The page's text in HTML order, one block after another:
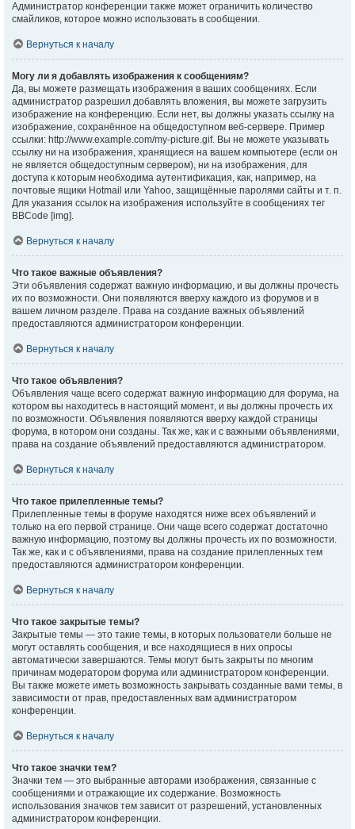
Администратор конференции также может ограничить количество
смайликов, которое можно использовать в сообщении.
Вернуться к началу
Могу ли я добавлять изображения к сообщениям?
Да, вы можете размещать изображения в ваших сообщениях. Если
администратор разрешил добавлять вложения, вы можете загрузить
изображение на конференцию. Если нет, вы должны указать ссылку на
изображение, сохранённое на общедоступном веб-сервере. Пример
ссылки: http://www.example.com/my-picture.gif. Вы не можете указывать
ссылку ни на изображения, хранящиеся на вашем компьютере (если он
не является общедоступным сервером), ни на изображения, для
доступа к которым необходима аутентификация, как, например, на
почтовые ящики Hotmail или Yahoo, защищённые паролями сайты и т. п.
Для указания ссылок на изображения используйте в сообщениях тег
BBCode [img].
Вернуться к началу
Что такое важные объявления?
Эти объявления содержат важную информацию, и вы должны прочесть
их по возможности. Они появляются вверху каждого из форумов и в
вашем личном разделе. Права на создание важных объявлений
предоставляются администратором конференции.
Вернуться к началу
Что такое объявления?
Объявления чаще всего содержат важную информацию для форума, на
котором вы находитесь в настоящий момент, и вы должны прочесть их
по возможности. Объявления появляются вверху каждой страницы
форума, в котором они созданы. Так же, как и с важными объявлениями,
права на создание объявлений предоставляются администратором.
Вернуться к началу
Что такое прилепленные темы?
Прилепленные темы в форуме находятся ниже всех объявлений и
только на его первой странице. Они чаще всего содержат достаточно
важную информацию, поэтому вы должны прочесть их по возможности.
Так же, как и с объявлениями, права на создание прилепленных тем
предоставляются администратором конференции.
Вернуться к началу
Что такое закрытые темы?
Закрытые темы — это такие темы, в которых пользователи больше не
могут оставлять сообщения, и все находящиеся в них опросы
автоматически завершаются. Темы могут быть закрыты по многим
причинам модератором форума или администратором конференции.
Вы также можете иметь возможность закрывать созданные вами темы, в
зависимости от прав, предоставленных вам администратором
конференции.
Вернуться к началу
Что такое значки тем?
Значки тем — это выбранные авторами изображения, связанные с
сообщениями и отражающие их содержание. Возможность
использования значков тем зависит от разрешений, установленных
администратором конференции.